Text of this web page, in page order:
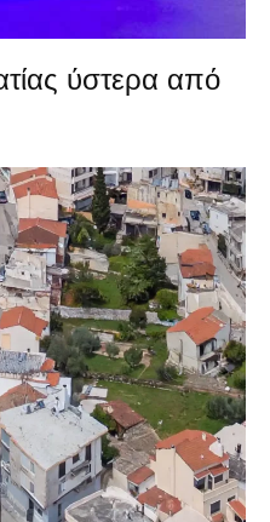
ύστερα από